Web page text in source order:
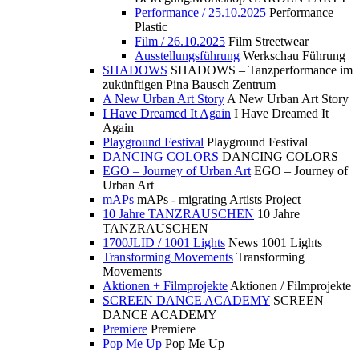
Performance / 25.10.2025 Performance
Plastic
Film / 26.10.2025 Film Streetwear
Ausstellungsführung Werkschau Führung
SHADOWS SHADOWS – Tanzperformance im
zukünftigen Pina Bausch Zentrum
A New Urban Art Story A New Urban Art Story
I Have Dreamed It Again I Have Dreamed It
Again
Playground Festival Playground Festival
DANCING COLORS DANCING COLORS
EGO – Journey of Urban Art EGO – Journey of
Urban Art
mAPs mAPs - migrating Artists Project
10 Jahre TANZRAUSCHEN 10 Jahre
TANZRAUSCHEN
1700JLID / 1001 Lights News 1001 Lights
Transforming Movements Transforming
Movements
Aktionen + Filmprojekte Aktionen / Filmprojekte
SCREEN DANCE ACADEMY SCREEN
DANCE ACADEMY
Premiere Premiere
Pop Me Up Pop Me Up